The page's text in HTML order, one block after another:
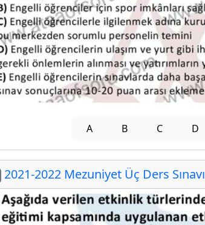
A B C D
2021-2022 Mezuniyet Üç Ders Sınavı